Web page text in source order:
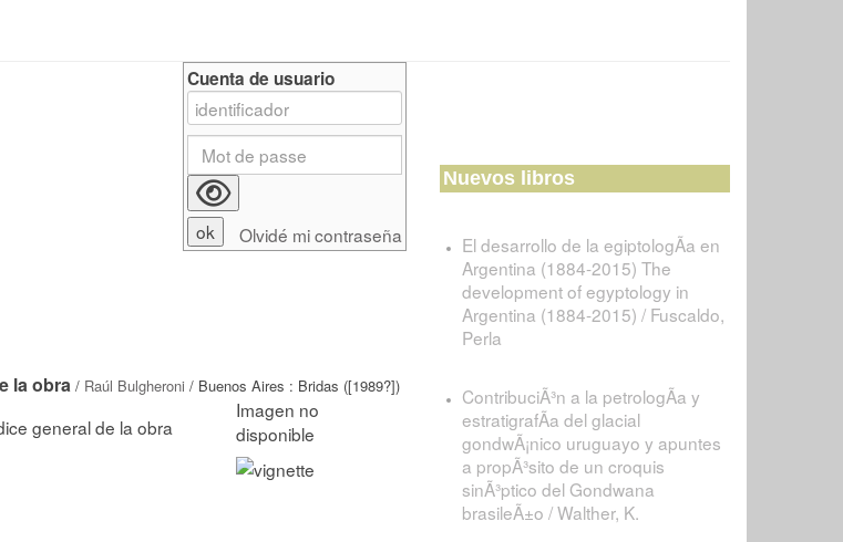
la obra / Raúl Bulgheroni / Buenos Aires : Bridas ([1989?])
general de la obra
Cuenta de usuario
Olvidé mi contraseña
Nuevos libros
El desarrollo de la egiptologÃ­a en
Argentina (1884-2015) The
development of egyptology in
Argentina (1884-2015) / Fuscaldo,
Perla
ContribuciÃ³n a la petrologÃ­a y
estratigrafÃ­a del glacial
gondwÃ¡nico uruguayo y apuntes
a propÃ³sito de un croquis
sinÃ³ptico del Gondwana
brasileÃ±o / Walther, K.